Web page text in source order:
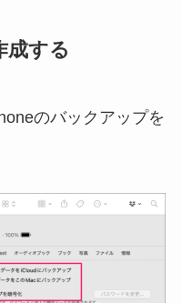
成する
のバックアップを